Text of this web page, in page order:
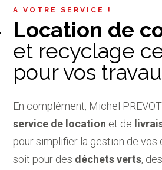
A VOTRE SERVICE !
Location de
et recyclage
pour vos
En complément, Michel
service de location et de
pour simplifier la gestion de vos
soit pour des déchets verts,